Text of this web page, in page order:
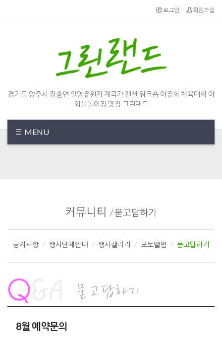
로그인 회원가입
경기도 양주시 장흥면 일영유원지 계곡가 펜션 워크숍 야유회 체육대회 야
외물놀이장 맛집 그린랜드
MENU
커뮤니티 /묻고답하기
공지사항 행사단체안내 행사갤러리 포토앨범 묻고답하기
8월 예약문의